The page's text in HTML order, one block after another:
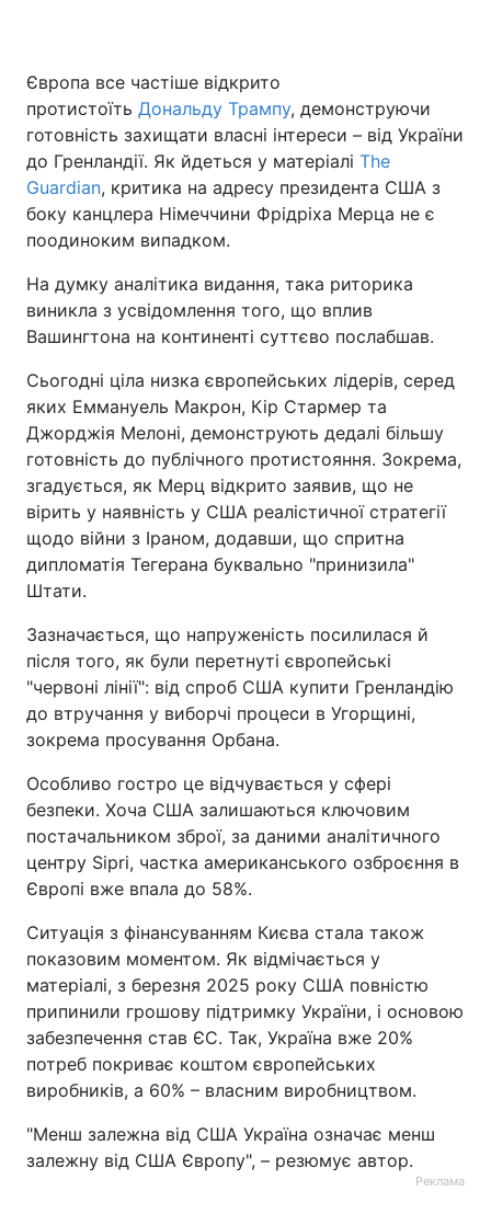
Європа все частіше відкрито
протистоїть Дональду Трампу, демонструючи
готовність захищати власні інтереси – від України
до Гренландії. Як йдеться у матеріалі The
Guardian, критика на адресу президента США з
боку канцлера Німеччини Фрідріха Мерца не є
поодиноким випадком.
На думку аналітика видання, така риторика
виникла з усвідомлення того, що вплив
Вашингтона на континенті суттєво послабшав.
Сьогодні ціла низка європейських лідерів, серед
яких Еммануель Макрон, Кір Стармер та
Джорджія Мелоні, демонструють дедалі більшу
готовність до публічного протистояння. Зокрема,
згадується, як Мерц відкрито заявив, що не
вірить у наявність у США реалістичної стратегії
щодо війни з Іраном, додавши, що спритна
дипломатія Тегерана буквально "принизила"
Штати.
Зазначається, що напруженість посилилася й
після того, як були перетнуті європейські
"червоні лінії": від спроб США купити Гренландію
до втручання у виборчі процеси в Угорщині,
зокрема просування Орбана.
Особливо гостро це відчувається у сфері
безпеки. Хоча США залишаються ключовим
постачальником зброї, за даними аналітичного
центру Sipri, частка американського озброєння в
Європі вже впала до 58%.
Ситуація з фінансуванням Києва стала також
показовим моментом. Як відмічається у
матеріалі, з березня 2025 року США повністю
припинили грошову підтримку України, і основою
забезпечення став ЄС. Так, Україна вже 20%
потреб покриває коштом європейських
виробників, а 60% – власним виробництвом.
"Менш залежна від США Україна означає менш
залежну від США Європу", – резюмує автор.
Реклама